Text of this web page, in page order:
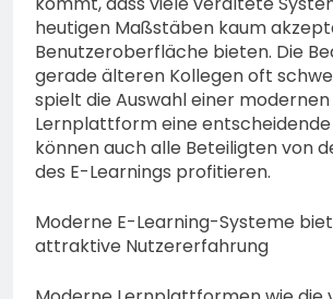
heutigen Maßstäben kaum
Benutzeroberfläche bieten. Die
gerade älteren Kollegen oft
spielt die Auswahl einer modernen
Lernplattform eine entscheidende
können auch alle Beteiligten von
des E-Learnings profitieren.
Moderne E-Learning-Systeme
attraktive Nutzererfahrung